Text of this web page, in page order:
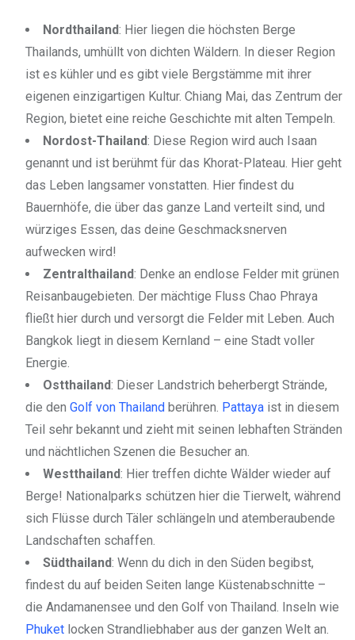
Nordthailand: Hier liegen die höchsten Berge
Thailands, umhüllt von dichten Wäldern. In dieser Region
ist es kühler und es gibt viele Bergstämme mit ihrer
eigenen einzigartigen Kultur. Chiang Mai, das Zentrum der
Region, bietet eine reiche Geschichte mit alten Tempeln.
Nordost-Thailand: Diese Region wird auch Isaan
genannt und ist berühmt für das Khorat-Plateau. Hier geht
das Leben langsamer vonstatten. Hier findest du
Bauernhöfe, die über das ganze Land verteilt sind, und
würziges Essen, das deine Geschmacksnerven
aufwecken wird!
Zentralthailand: Denke an endlose Felder mit grünen
Reisanbaugebieten. Der mächtige Fluss Chao Phraya
fließt hier durch und versorgt die Felder mit Leben. Auch
Bangkok liegt in diesem Kernland – eine Stadt voller
Energie.
Ostthailand: Dieser Landstrich beherbergt Strände,
die den Golf von Thailand berühren. Pattaya ist in diesem
Teil sehr bekannt und zieht mit seinen lebhaften Stränden
und nächtlichen Szenen die Besucher an.
Westthailand: Hier treffen dichte Wälder wieder auf
Berge! Nationalparks schützen hier die Tierwelt, während
sich Flüsse durch Täler schlängeln und atemberaubende
Landschaften schaffen.
Südthailand: Wenn du dich in den Süden begibst,
findest du auf beiden Seiten lange Küstenabschnitte –
die Andamanensee und den Golf von Thailand. Inseln wie
Phuket locken Strandliebhaber aus der ganzen Welt an.